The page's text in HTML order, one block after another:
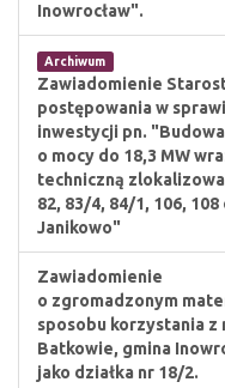
Inowrocław".
Archiwum
Zawiadomienie
postępowania w
inwestycji pn.
o mocy do 18,3 MW
techniczną
82, 83/4, 84/1, 106,
Janikowo"
Zawiadomienie
o zgromadzonym
sposobu korzystania z
Batkowie, gmina
jako działka nr 18/2.